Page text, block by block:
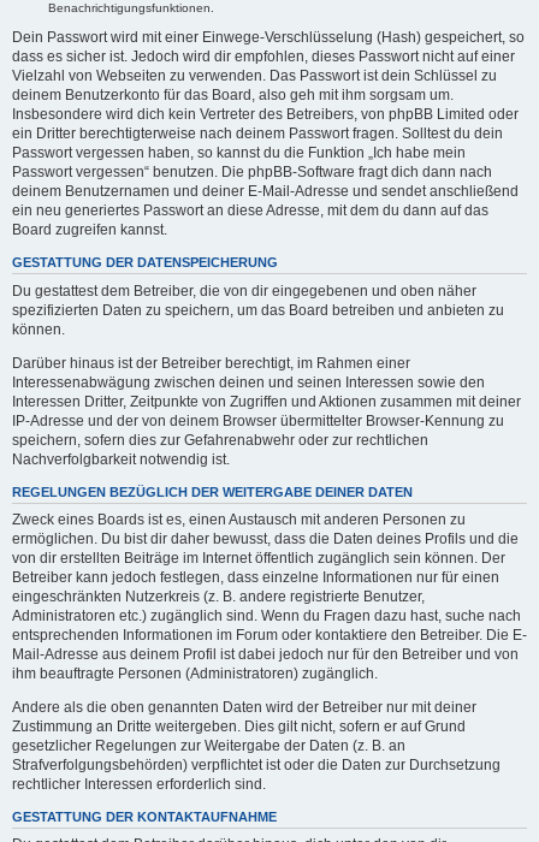
Benachrichtigungsfunktionen.
Dein Passwort wird mit einer Einwege-Verschlüsselung (Hash) gespeichert, so
dass es sicher ist. Jedoch wird dir empfohlen, dieses Passwort nicht auf einer
Vielzahl von Webseiten zu verwenden. Das Passwort ist dein Schlüssel zu
deinem Benutzerkonto für das Board, also geh mit ihm sorgsam um.
Insbesondere wird dich kein Vertreter des Betreibers, von phpBB Limited oder
ein Dritter berechtigterweise nach deinem Passwort fragen. Solltest du dein
Passwort vergessen haben, so kannst du die Funktion „Ich habe mein
Passwort vergessen“ benutzen. Die phpBB-Software fragt dich dann nach
deinem Benutzernamen und deiner E-Mail-Adresse und sendet anschließend
ein neu generiertes Passwort an diese Adresse, mit dem du dann auf das
Board zugreifen kannst.
GESTATTUNG DER DATENSPEICHERUNG
Du gestattest dem Betreiber, die von dir eingegebenen und oben näher
spezifizierten Daten zu speichern, um das Board betreiben und anbieten zu
können.
Darüber hinaus ist der Betreiber berechtigt, im Rahmen einer
Interessenabwägung zwischen deinen und seinen Interessen sowie den
Interessen Dritter, Zeitpunkte von Zugriffen und Aktionen zusammen mit deiner
IP-Adresse und der von deinem Browser übermittelter Browser-Kennung zu
speichern, sofern dies zur Gefahrenabwehr oder zur rechtlichen
Nachverfolgbarkeit notwendig ist.
REGELUNGEN BEZÜGLICH DER WEITERGABE DEINER DATEN
Zweck eines Boards ist es, einen Austausch mit anderen Personen zu
ermöglichen. Du bist dir daher bewusst, dass die Daten deines Profils und die
von dir erstellten Beiträge im Internet öffentlich zugänglich sein können. Der
Betreiber kann jedoch festlegen, dass einzelne Informationen nur für einen
eingeschränkten Nutzerkreis (z. B. andere registrierte Benutzer,
Administratoren etc.) zugänglich sind. Wenn du Fragen dazu hast, suche nach
entsprechenden Informationen im Forum oder kontaktiere den Betreiber. Die E-
Mail-Adresse aus deinem Profil ist dabei jedoch nur für den Betreiber und von
ihm beauftragte Personen (Administratoren) zugänglich.
Andere als die oben genannten Daten wird der Betreiber nur mit deiner
Zustimmung an Dritte weitergeben. Dies gilt nicht, sofern er auf Grund
gesetzlicher Regelungen zur Weitergabe der Daten (z. B. an
Strafverfolgungsbehörden) verpflichtet ist oder die Daten zur Durchsetzung
rechtlicher Interessen erforderlich sind.
GESTATTUNG DER KONTAKTAUFNAHME